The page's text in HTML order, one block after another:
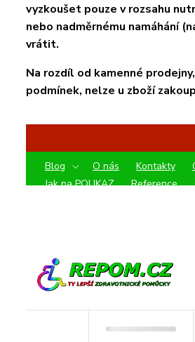
vyzkoušet pouze v rozsahu
nebo nadměrnému namáhání
vrátit.
Na rozdíl od kamenné
podmínek, nelze u zboží
Blog O nás Kontakty
Jak na POUKAZ
Reference